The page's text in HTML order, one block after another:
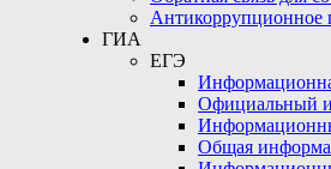
Антикоррупционное
ГИА
ЕГЭ
Официальный
Общая